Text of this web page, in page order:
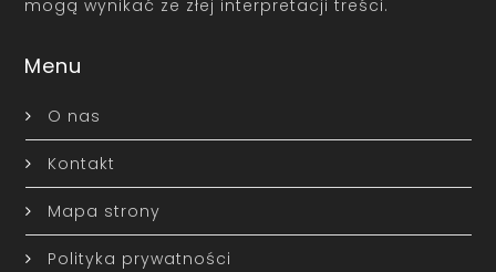
mogą wynikać ze złej interpretacji treści.
Menu
O nas
Kontakt
Mapa strony
Polityka prywatności